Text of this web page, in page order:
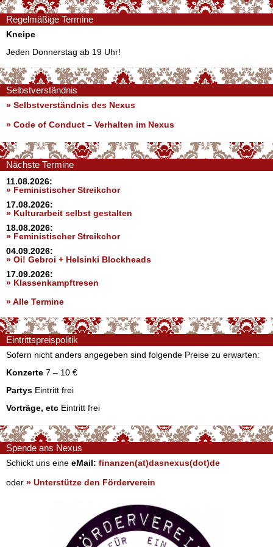
Regelmäßige Termine
Kneipe
Jeden Donnerstag ab 19 Uhr!
Selbstverständnis
» Selbstverständnis des Nexus
» Code of Conduct – Verhalten im Nexus
Nächste Termine
11.08.2026:
» Feministischer Streikchor
17.08.2026:
» Kulturarbeit selbst gestalten
18.08.2026:
» Feministischer Streikchor
04.09.2026:
» Oi! Gebroi + Helsinki Blockheads
17.09.2026:
» Klassenkampftresen
» Alle Termine
Eintrittspreispolitik
Sofern nicht anders angegeben sind folgende Preise zu erwarten:
Konzerte 7 – 10 €
Partys Eintritt frei
Vorträge, etc Eintritt frei
Spende ans Nexus
Schickt uns eine eMail: finanzen(at)dasnexus(dot)de
oder » Unterstütze den Förderverein